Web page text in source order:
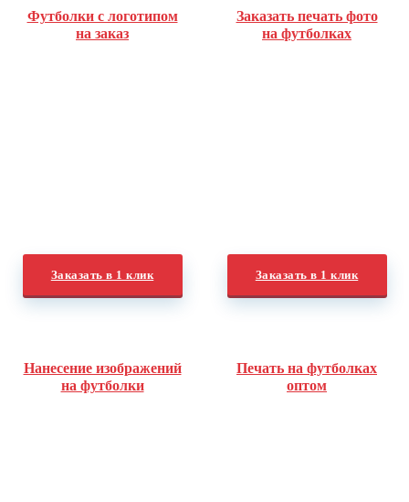
Футболки с логотипом
на заказ
Заказать в 1 клик
Заказать печать фото
на футболках
Заказать в 1 клик
Нанесение изображений
на футболки
Печать на футболках
оптом